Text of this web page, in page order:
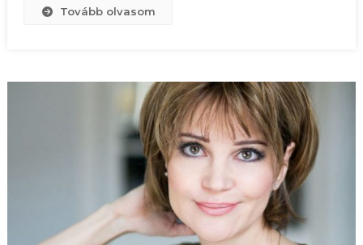
Tovább olvasom